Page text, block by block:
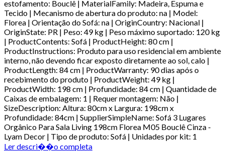
estofamento: Bouclê | MaterialFamily: Madeira, Espuma e
Tecido | Mecanismo de abertura do produto: na | Model:
Florea | Orientação do Sofá: na | OriginCountry: Nacional |
OriginState: PR | Peso: 49 kg | Peso máximo suportado: 120 kg
| ProductContents: Sofá | ProductHeight: 80 cm |
ProductInstructions: Produto para uso residencial em ambiente
interno, não devendo ficar exposto diretamente ao sol, calo |
ProductLength: 84 cm | ProductWarranty: 90 dias após o
recebimento do produto | ProductWeight: 49 kg |
ProductWidth: 198 cm | Profundidade: 84 cm | Quantidade de
Caixas de embalagem: 1 | Requer montagem: Não |
SizeDescription: Altura: 80cm x Largura: 198cm x
Profundidade: 84cm | SupplierSimpleName: Sofá 3 Lugares
Orgânico Para Sala Living 198cm Florea M05 Bouclê Cinza -
Lyam Decor | Tipo de produto: Sofá | Unidades por kit: 1
Ler descri��o completa